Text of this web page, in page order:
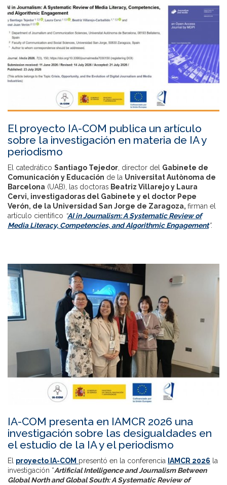
El proyecto IA-COM publica un artículo
sobre la investigación en materia de IA y
periodismo
El catedrático Santiago Tejedor , director del Gabinete de
Comunicación y Educación de la Universitat Autònoma de
Barcelona (UAB), las doctoras Beatriz Villarejoy Laura
Cervi, investigadoras del Gabinete y el doctor Pepe
Verón, de la Universidad San Jorge de Zaragoza, firman el
artículo científico “AI in Journalism: A Systematic Review of
Media Literacy, Competencies, and Algorithmic Engagement”.
IA-COM presenta en IAMCR 2026 una
investigación sobre las desigualdades en
el estudio de la IA y el periodismo
El proyecto IA-COM presentó en la conferencia IAMCR 2026 la
investigación “Artificial Intelligence and Journalism Between
Global North and Global South: A Systematic Review of